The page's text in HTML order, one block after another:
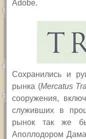
Adobe.
Сохранились и
рынка (Mercatus
сооружения,
служивших в
рынок так же
Аполлодором